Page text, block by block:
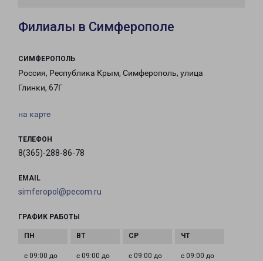
Филиалы в Симферополе
СИМФЕРОПОЛЬ
Россия, Республика Крым, Симферополь, улица
Глинки, 67Г
на карте
ТЕЛЕФОН
8(365)-288-86-78
EMAIL
simferopol@pecom.ru
ГРАФИК РАБОТЫ
с 09:00 до
с 09:00 до
с 09:00 до
с 09:00 до